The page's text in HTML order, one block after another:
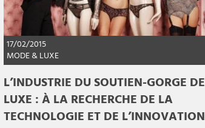
17/02/2015
MODE & LUXE
L’INDUSTRIE DU SOUTIEN-GORGE DE
LUXE : À LA RECHERCHE DE LA
TECHNOLOGIE ET DE L’INNOVATION